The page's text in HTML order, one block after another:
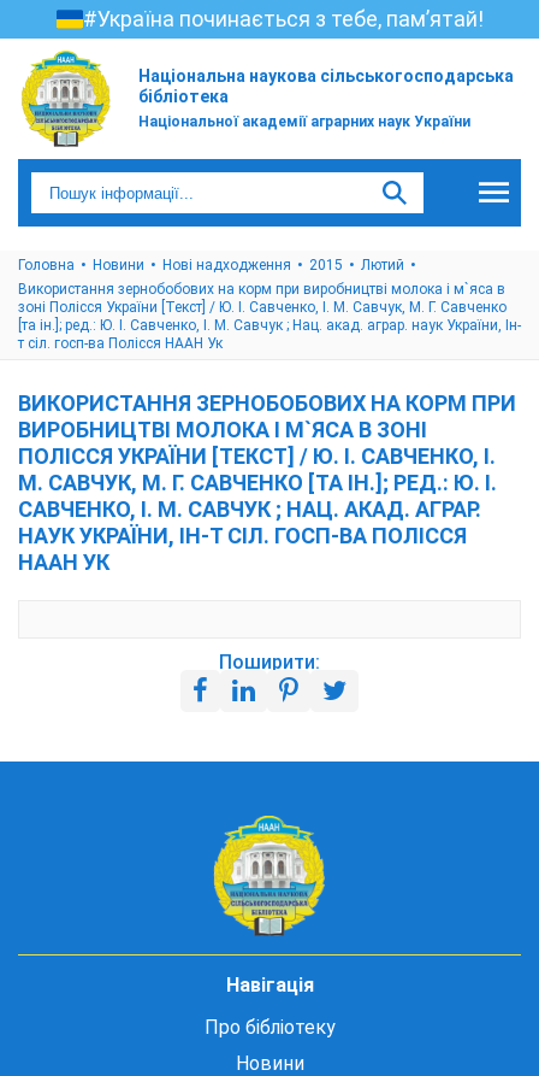
#Україна починається з тебе, пам’ятай!
Національна наукова сільськогосподарська
бібліотека
Національної академії аграрних наук України
Головна Новини Нові надходження 2015
Лютий
Використання зернобобових на корм при виробництві молока і м`яса в
зоні Полісся України [Текст] / Ю. І. Савченко, І. М. Савчук, М. Г. Савченко
[та ін.]; ред.: Ю. І. Савченко, І. М. Савчук ; Нац. акад. аграр. наук України, Ін-
т сіл. госп-ва Полісся НААН Ук
ВИКОРИСТАННЯ ЗЕРНОБОБОВИХ НА КОРМ ПРИ
ВИРОБНИЦТВІ МОЛОКА І М`ЯСА В ЗОНІ
ПОЛІССЯ УКРАЇНИ [ТЕКСТ] / Ю. І. САВЧЕНКО, І.
М. САВЧУК, М. Г. САВЧЕНКО [ТА ІН.]; РЕД.: Ю. І.
САВЧЕНКО, І. М. САВЧУК ; НАЦ. АКАД. АГРАР.
НАУК УКРАЇНИ, ІН-Т СІЛ. ГОСП-ВА ПОЛІССЯ
НААН УК
Поширити:
Навігація
Про бібліотеку
Новини